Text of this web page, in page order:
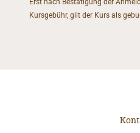
Kursgebühr, gilt der Kurs als